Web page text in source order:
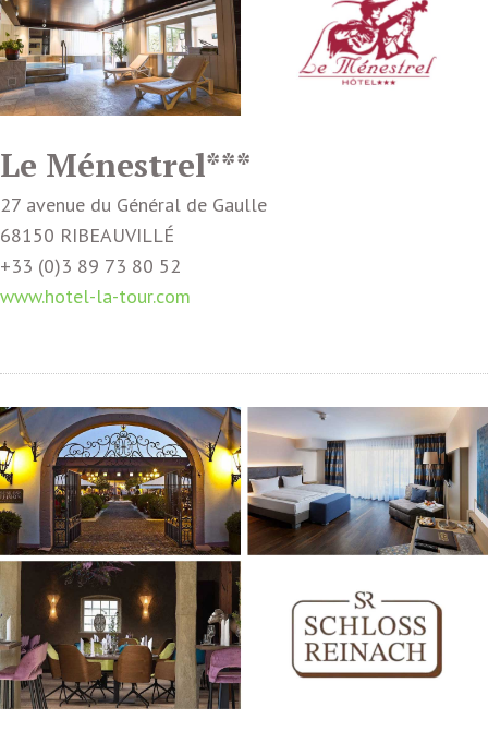
Le Ménestrel***
27 avenue du Général de Gaulle
68150 RIBEAUVILLÉ
+33 (0)3 89 73 80 52
www.hotel-la-tour.com